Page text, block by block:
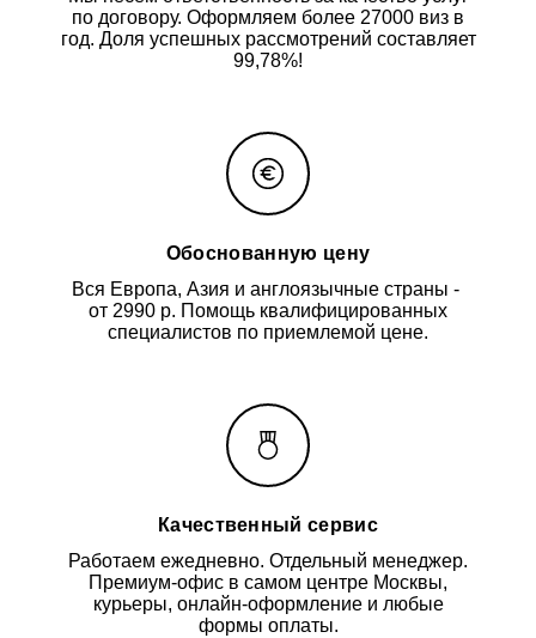
по договору. Оформляем более 27000 виз в
год. Доля успешных рассмотрений составляет
99,78%!
Обоснованную цену
Вся Европа, Азия и англоязычные страны -
от 2990 р. Помощь квалифицированных
специалистов по приемлемой цене.
Качественный сервис
Работаем ежедневно. Отдельный менеджер.
Премиум-офис в самом центре Москвы,
курьеры, онлайн-оформление и любые
формы оплаты.